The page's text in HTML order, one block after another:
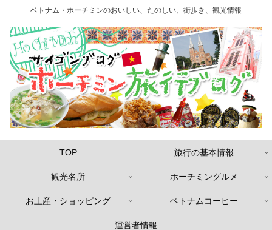
ベトナム・ホーチミンのおいしい、たのしい、街歩き、観光情報
TOP 旅行の基本情報
観光名所 ホーチミングルメ
お土産・ショッピング ベトナムコーヒー
運営者情報